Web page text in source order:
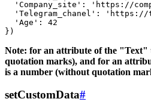
'Company_site': 'https://
'Telegram_chanel':
  'Age': 42
Note: for an attribute of the "Text"
quotation marks), and for an
is a number (without quotation
setCustomData#